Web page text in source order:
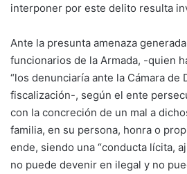
interponer por este delito resulta
Ante la presunta amenaza
funcionarios de la Armada, -quien
“los denunciaría ante la Cámara de
fiscalización-, según el ente
con la concreción de un mal a
familia, en su persona, honra o
ende, siendo una “conducta lícita,
no puede devenir en ilegal y no